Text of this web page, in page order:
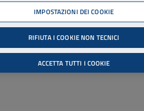
06 45539607
Accessibilità
Cerca
IMPOSTAZIONI DEI COOKIE
RIFIUTA I COOKIE NON TECNICI
ACCETTA TUTTI I COOKIE